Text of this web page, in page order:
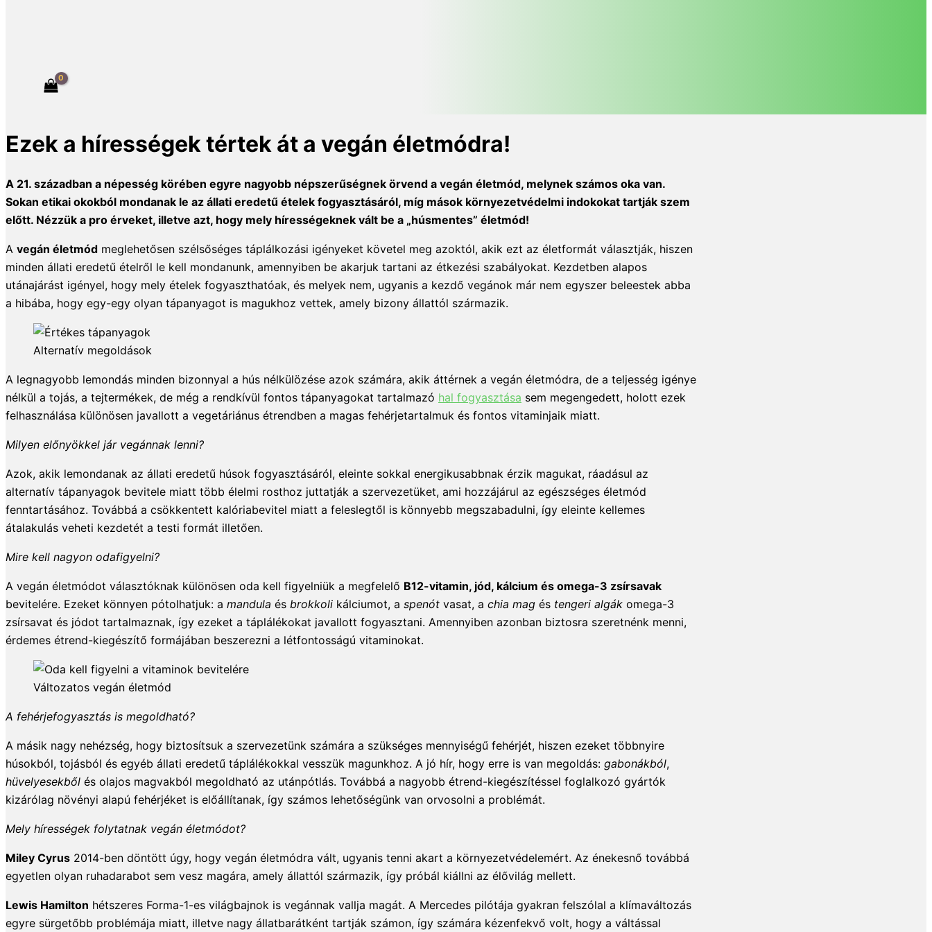
Ezek a hírességek tértek át a vegán életmódra!
A 21. században a népesség körében egyre nagyobb népszerűségnek örvend a vegán életmód, melynek számos oka van.
Sokan etikai okokból mondanak le az állati eredetű ételek fogyasztásáról, míg mások környezetvédelmi indokokat tartják szem
előtt. Nézzük a pro érveket, illetve azt, hogy mely hírességeknek vált be a „húsmentes” életmód!
A vegán életmód meglehetősen szélsőséges táplálkozási igényeket követel meg azoktól, akik ezt az életformát választják, hiszen
minden állati eredetű ételről le kell mondanunk, amennyiben be akarjuk tartani az étkezési szabályokat. Kezdetben alapos
utánajárást igényel, hogy mely ételek fogyaszthatóak, és melyek nem, ugyanis a kezdő vegánok már nem egyszer beleestek abba
a hibába, hogy egy-egy olyan tápanyagot is magukhoz vettek, amely bizony állattól származik.
Alternatív megoldások
A legnagyobb lemondás minden bizonnyal a hús nélkülözése azok számára, akik áttérnek a vegán életmódra, de a teljesség igénye
nélkül a tojás, a tejtermékek, de még a rendkívül fontos tápanyagokat tartalmazó hal fogyasztása sem megengedett, holott ezek
felhasználása különösen javallott a vegetáriánus étrendben a magas fehérjetartalmuk és fontos vitaminjaik miatt.
Milyen előnyökkel jár vegánnak lenni?
Azok, akik lemondanak az állati eredetű húsok fogyasztásáról, eleinte sokkal energikusabbnak érzik magukat, ráadásul az
alternatív tápanyagok bevitele miatt több élelmi rosthoz juttatják a szervezetüket, ami hozzájárul az egészséges életmód
fenntartásához. Továbbá a csökkentett kalóriabevitel miatt a feleslegtől is könnyebb megszabadulni, így eleinte kellemes
átalakulás veheti kezdetét a testi formát illetően.
Mire kell nagyon odafigyelni?
A vegán életmódot választóknak különösen oda kell figyelniük a megfelelő B12-vitamin, jód, kálcium és omega-3 zsírsavak
bevitelére. Ezeket könnyen pótolhatjuk: a mandula és brokkoli kálciumot, a spenót vasat, a chia mag és tengeri algák omega-3
zsírsavat és jódot tartalmaznak, így ezeket a táplálékokat javallott fogyasztani. Amennyiben azonban biztosra szeretnénk menni,
érdemes étrend-kiegészítő formájában beszerezni a létfontosságú vitaminokat.
Változatos vegán életmód
A fehérjefogyasztás is megoldható?
A másik nagy nehézség, hogy biztosítsuk a szervezetünk számára a szükséges mennyiségű fehérjét, hiszen ezeket többnyire
húsokból, tojásból és egyéb állati eredetű táplálékokkal vesszük magunkhoz. A jó hír, hogy erre is van megoldás: gabonákból,
hüvelyesekből és olajos magvakból megoldható az utánpótlás. Továbbá a nagyobb étrend-kiegészítéssel foglalkozó gyártók
kizárólag növényi alapú fehérjéket is előállítanak, így számos lehetőségünk van orvosolni a problémát.
Mely hírességek folytatnak vegán életmódot?
Miley Cyrus 2014-ben döntött úgy, hogy vegán életmódra vált, ugyanis tenni akart a környezetvédelemért. Az énekesnő továbbá
egyetlen olyan ruhadarabot sem vesz magára, amely állattól származik, így próbál kiállni az élővilág mellett.
Lewis Hamilton hétszeres Forma-1-es világbajnok is vegánnak vallja magát. A Mercedes pilótája gyakran felszólal a klímaváltozás
egyre sürgetőbb problémája miatt, illetve nagy állatbarátként tartják számon, így számára kézenfekvő volt, hogy a váltással